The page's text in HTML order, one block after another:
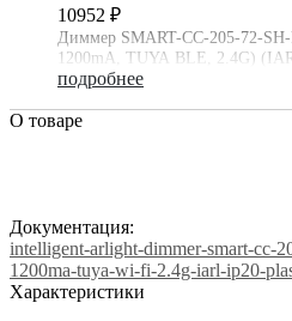
10952 ₽
Диммер SMART-CC-205-72-
1200mA, TUYA BLE, 2.4G)
подробнее
О товаре
Документация:
intelligent-arlight-dimmer-smart-cc-
1200ma-tuya-wi-fi-2.4g-iarl-ip20-
Характеристики